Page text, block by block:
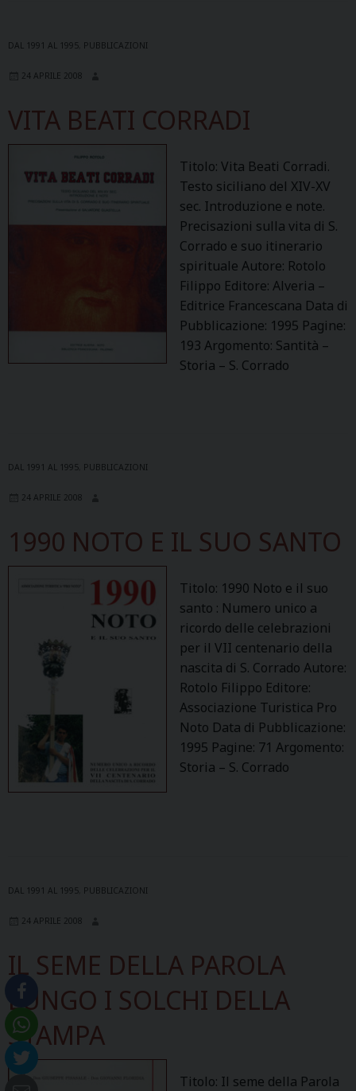
DAL 1991 AL 1995 PUBBLICAZIONI
24 APRILE 2008
VITA BEATI CORRADI
Titolo: Vita Beati Corradi.
Testo siciliano del XIV-XV
sec. Introduzione e note.
Precisazioni sulla vita di S.
Corrado e suo itinerario
spirituale Autore: Rotolo
Filippo Editore: Alveria –
Editrice Francescana Data di
Pubblicazione: 1995 Pagine:
193 Argomento: Santità –
Storia – S. Corrado
DAL 1991 AL 1995 PUBBLICAZIONI
24 APRILE 2008
1990 NOTO E IL SUO SANTO
Titolo: 1990 Noto e il suo
santo : Numero unico a
ricordo delle celebrazioni
per il VII centenario della
nascita di S. Corrado Autore:
Rotolo Filippo Editore:
Associazione Turistica Pro
Noto Data di Pubblicazione:
1995 Pagine: 71 Argomento:
Storia – S. Corrado
DAL 1991 AL 1995 PUBBLICAZIONI
24 APRILE 2008
IL SEME DELLA PAROLA
LUNGO I SOLCHI DELLA
STAMPA
Titolo: Il seme della Parola